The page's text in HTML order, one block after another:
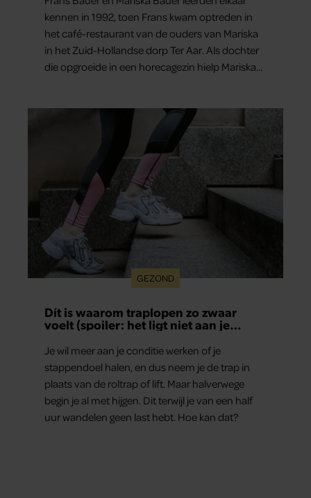
kennen in 1992, toen Frans kwam optreden in
het café-restaurant van de ouders van Mariska
in het Zuid-Hollandse dorp Ter Aar. Als dochter
die opgroeide in een horecagezin hielp Mariska
GEZOND
Dít is waarom traplopen zo zwaar
voelt (spoiler: het ligt niet aan je
Je wil meer aan je conditie werken of je
stappendoel halen, en dus neem je de trap in
plaats van de roltrap of lift. Maar halverwege
begin je al met hijgen. Dit terwijl je van een half
uur wandelen geen last hebt. Hoe kan dat?